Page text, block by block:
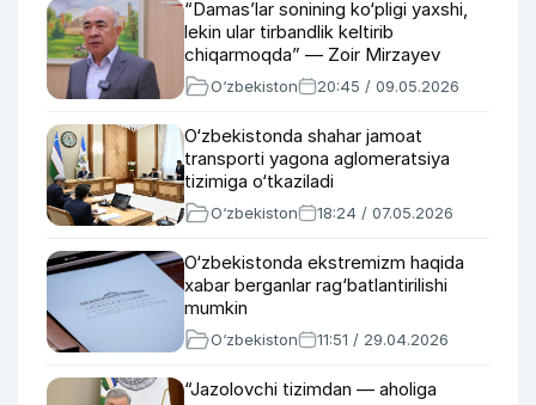
“Damas’lar sonining ko‘pligi yaxshi,
lekin ular tirbandlik keltirib
chiqarmoqda” — Zoir Mirzayev
O‘zbekiston 20:45 / 09.05.2026
O‘zbekistonda shahar jamoat
transporti yagona aglomeratsiya
tizimiga o‘tkaziladi
O‘zbekiston 18:24 / 07.05.2026
O‘zbekistonda ekstremizm haqida
xabar berganlar rag‘batlantirilishi
mumkin
O‘zbekiston 11:51 / 29.04.2026
“Jazolovchi tizimdan — aholiga